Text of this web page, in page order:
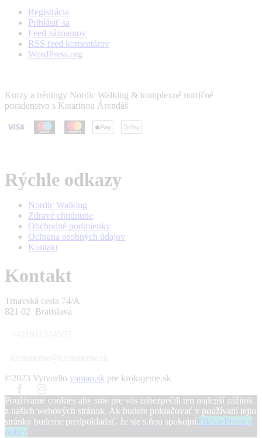
Registrácia
Prihlásiť sa
Feed záznamov
RSS feed komentárov
WordPress.org
Kurzy a tréningy Nordic Walking & komplexné nutričné
poradenstvo s Katarínou Árendáš
Rýchle odkazy
Nordic Walking
Zdravé chudnutie
Obchodné podmienky
Ochrana osobných údajov
Kontakt
Kontakt
Trnavská cesta 74/A
821 02 Bratislava
+421911244507
krokujeme@krokujeme.sk
©2023 Vytvorilo yamao.sk pre krokujeme.sk
Používame cookies aby sme pre vás zabezpečili ten najlepší zážitok
z našich webových stránok. Ak budete pokračovať v používaní tejto
stránky budeme predpokladať, že ste s ňou spokojní.OkNiePrivacy
policy